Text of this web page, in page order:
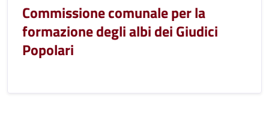
Commissione comunale per la
formazione degli albi dei Giudici
Popolari